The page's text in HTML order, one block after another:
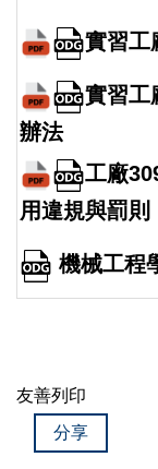
實習工
實習工
辦法
工廠
用違規與罰則
機械工程
友善列印
分享